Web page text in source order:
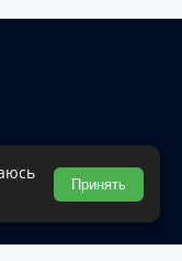
Принять